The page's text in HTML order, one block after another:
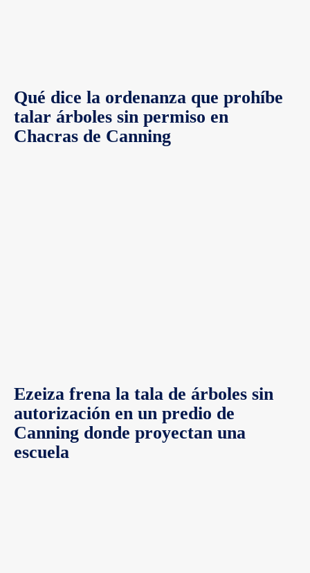
Qué dice la ordenanza que prohíbe
talar árboles sin permiso en
Chacras de Canning
Ezeiza frena la tala de árboles sin
autorización en un predio de
Canning donde proyectan una
escuela